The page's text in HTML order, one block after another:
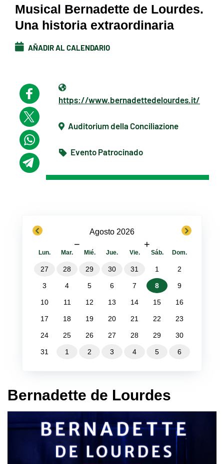
Musical Bernadette de Lourdes.
Una historia extraordinaria
AÑADIR AL CALENDARIO
https://www.bernadettedelourdes.it/
Auditorium della Conciliazione
Evento Patrocinado
previous Agosto 2026
− +
next
Lun. Mar. Mié. Jue. Vie. Sáb. Dom.
27 28 29 30 31 1 2
3 4 5 6 7 8 9
10 11 12 13 14 15 16
17 18 19 20 21 22 23
24 25 26 27 28 29 30
31 1 2 3 4 5 6
Bernadette de Lourdes